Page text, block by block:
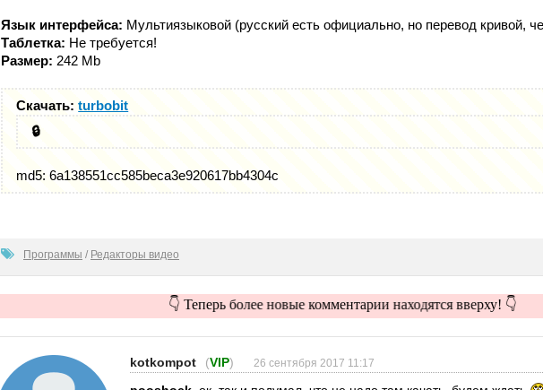
Язык интерфейса: Мультиязыковой (русский есть официально, но перевод кривой,
Таблетка: Не требуется!
Размер: 242 Mb
Скачать:turbobit
🔒
md5: 6a138551cc585beca3e920617bb4304c
Программы / Редакторы видео
👇 Теперь более новые комментарии находятся вверху! 👇
kotkompot (VIP) 26 сентября 2017 11:17